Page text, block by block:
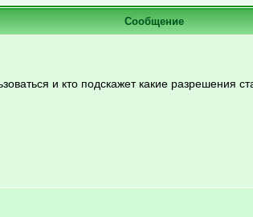
Сообщение
и кто подскажет какие разрешения